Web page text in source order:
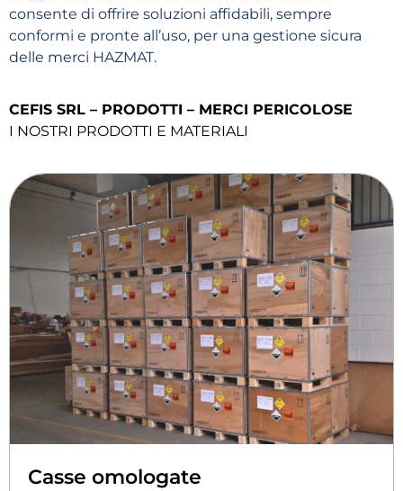
consente di offrire soluzioni affidabili, sempre
conformi e pronte all’uso, per una gestione sicura
delle merci HAZMAT.
CEFIS SRL – PRODOTTI – MERCI PERICOLOSE
I NOSTRI PRODOTTI E MATERIALI
Casse omologate